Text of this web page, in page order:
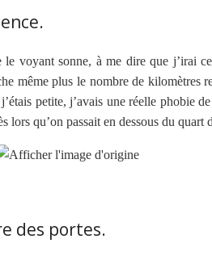
le voyant sonne, à me dire que j’irai
même plus le nombre de kilomètres
petite, j’avais une réelle phobie
lors qu’on passait en dessous du
des portes.